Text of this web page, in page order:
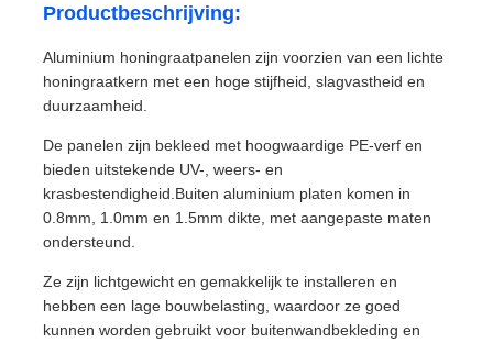
Productbeschrijving:
Aluminium honingraatpanelen zijn voorzien van een lichte
honingraatkern met een hoge stijfheid, slagvastheid en
duurzaamheid.
De panelen zijn bekleed met hoogwaardige PE-verf en
bieden uitstekende UV-, weers- en
krasbestendigheid.Buiten aluminium platen komen in
0.8mm, 1.0mm en 1.5mm dikte, met aangepaste maten
ondersteund.
Ze zijn lichtgewicht en gemakkelijk te installeren en
hebben een lage bouwbelasting, waardoor ze goed
kunnen worden gebruikt voor buitenwandbekleding en